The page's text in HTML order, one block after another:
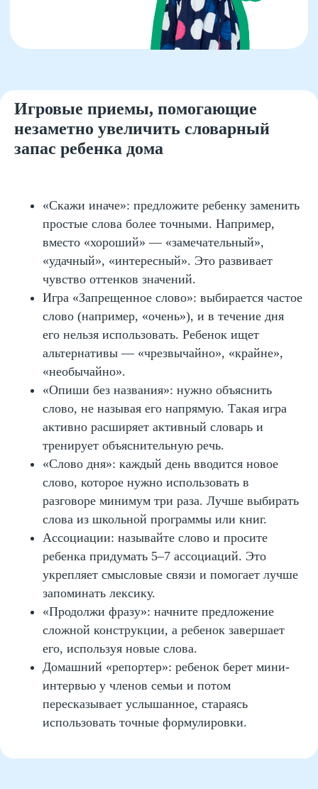
Игровые приемы, помогающие
незаметно увеличить словарный
запас ребенка дома
«Скажи иначе»: предложите ребенку заменить
простые слова более точными. Например,
вместо «хороший» — «замечательный»,
«удачный», «интересный». Это развивает
чувство оттенков значений.
Игра «Запрещенное слово»: выбирается частое
слово (например, «очень»), и в течение дня
его нельзя использовать. Ребенок ищет
альтернативы — «чрезвычайно», «крайне»,
«необычайно».
«Опиши без названия»: нужно объяснить
слово, не называя его напрямую. Такая игра
активно расширяет активный словарь и
тренирует объяснительную речь.
«Слово дня»: каждый день вводится новое
слово, которое нужно использовать в
разговоре минимум три раза. Лучше выбирать
слова из школьной программы или книг.
Ассоциации: называйте слово и просите
ребенка придумать 5–7 ассоциаций. Это
укрепляет смысловые связи и помогает лучше
запоминать лексику.
«Продолжи фразу»: начните предложение
сложной конструкции, а ребенок завершает
его, используя новые слова.
Домашний «репортер»: ребенок берет мини-
интервью у членов семьи и потом
пересказывает услышанное, стараясь
использовать точные формулировки.
Словарные дневники,